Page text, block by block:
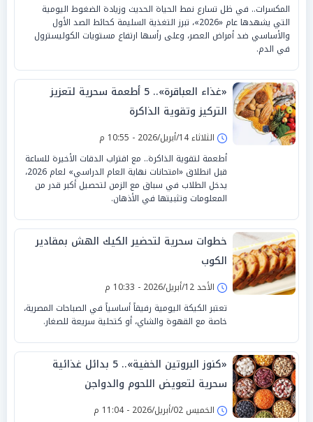
المكسرات.. في ظل تسارع نمط الحياة الحديث وزيادة الضغوط اليومية
التي يشهدها عام «2026»، تبرز التغذية السليمة كحائط الصد الأول
والأساسي ضد أمراض العصر، وعلى رأسها ارتفاع مستويات الكوليسترول
في الدم.
«غذاء العباقرة».. 5 أطعمة سحرية لتعزيز
التركيز وتقوية الذاكرة
الثلاثاء 14/أبريل/2026 - 10:55 م
أطعمة لتقوية الذاكرة.. مع اقتراب الدقات الأخيرة للساعة
قبل انطلاق «امتحانات نهاية العام الدراسي» لعام 2026،
يدخل الطلاب في سباق مع الزمن لتحصيل أكبر قدر من
المعلومات وتثبيتها في الأذهان.
خطوات سحرية لتحضير الكيك الهش بمقادير
الكوب
الأحد 12/أبريل/2026 - 10:33 م
تعتبر الكيكة اليومية رفيقاً أساسياً في الصباحات المصرية،
خاصة مع القهوة والشاي، أو كتحلية سريعة للصغار.
«كنوز البروتين الخفية».. 5 بدائل غذائية
سحرية لتعويض اللحوم والدواجن
الخميس 02/أبريل/2026 - 11:04 م